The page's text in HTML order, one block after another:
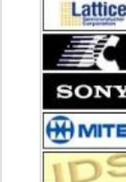
sensor;
tech; ics